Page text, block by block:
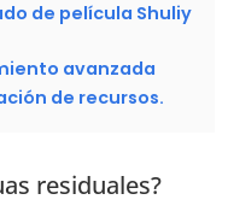
de película Shuliy
avanzada
de recursos.
residuales?